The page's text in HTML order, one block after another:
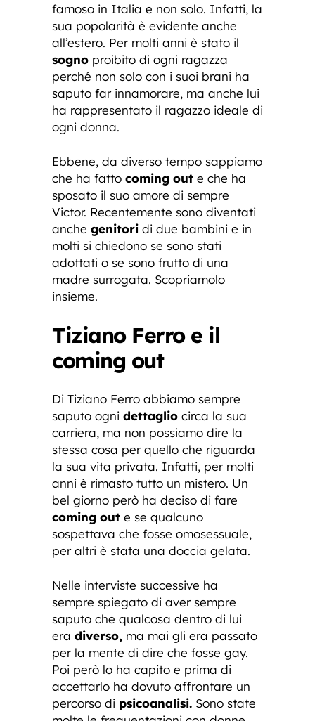
famoso in Italia e non solo. Infatti, la
sua popolarità è evidente anche
all’estero. Per molti anni è stato il
sogno proibito di ogni ragazza
perché non solo con i suoi brani ha
saputo far innamorare, ma anche lui
ha rappresentato il ragazzo ideale di
ogni donna.
Ebbene, da diverso tempo sappiamo
che ha fatto coming out e che ha
sposato il suo amore di sempre
Victor. Recentemente sono diventati
anche genitori di due bambini e in
molti si chiedono se sono stati
adottati o se sono frutto di una
madre surrogata. Scopriamolo
insieme.
Tiziano Ferro e il
coming out
Di Tiziano Ferro abbiamo sempre
saputo ogni dettaglio circa la sua
carriera, ma non possiamo dire la
stessa cosa per quello che riguarda
la sua vita privata. Infatti, per molti
anni è rimasto tutto un mistero. Un
bel giorno però ha deciso di fare
coming out e se qualcuno
sospettava che fosse omosessuale,
per altri è stata una doccia gelata.
Nelle interviste successive ha
sempre spiegato di aver sempre
saputo che qualcosa dentro di lui
era diverso, ma mai gli era passato
per la mente di dire che fosse gay.
Poi però lo ha capito e prima di
accettarlo ha dovuto affrontare un
percorso di psicoanalisi. Sono state